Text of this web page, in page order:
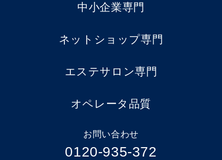
中小企業専門
ネットショップ専門
エステサロン専門
オペレータ品質
お問い合わせ
0120-935-372